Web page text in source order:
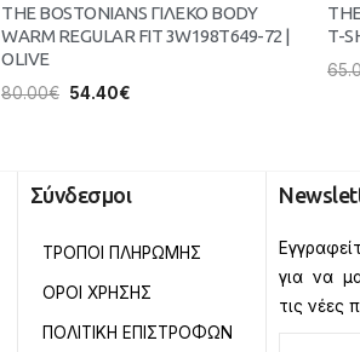
THE BOSTONIANS ΓΙΛΕΚΟ BODY
WARM REGULAR FIT 3W198T649-72 |
OLIVE
80.00€ 54.40€
T-
Σύνδεσμοι
ΤΡΟΠΟΙ ΠΛΗΡΩΜΗΣ
ΟΡΟΙ ΧΡΗΣΗΣ
ΠΟΛΙΤΙΚΗ ΕΠΙΣΤΡΟΦΩΝ
για να
τις νέες